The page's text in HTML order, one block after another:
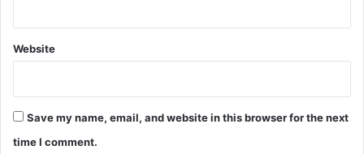
Website
Save my name, email, and website in this browser for the next
time I comment.